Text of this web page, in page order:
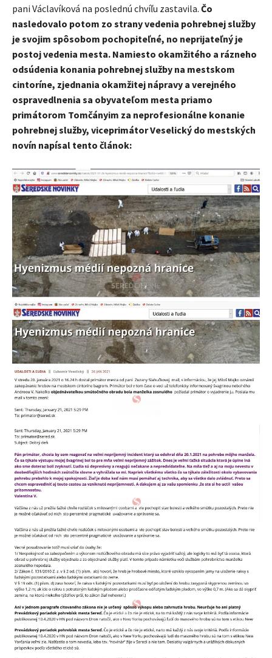
pani Václavíková na poslednú chvíľu zastavila. Čo
nasledovalo potom zo strany vedenia pohrebnej služby
je svojim spôsobom pochopiteľné, no neprijateľný je
postoj vedenia mesta. Namiesto okamžitého a rázneho
odsúdenia konania pohrebnej služby na mestskom
cintoríne, zjednania okamžitej nápravy a verejného
ospravedlnenia sa obyvateľom mesta priamo
primátorom Tomčányim za neprofesionálne konanie
pohrebnej služby, viceprimátor Veselický do mestských
novín napísal tento článok: